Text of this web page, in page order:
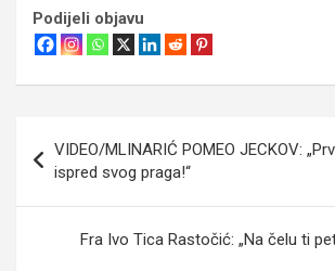
Podijeli objavu
objava
VIDEO/MLINARIĆ POMEO JECKOV:
ispred svog praga!“
Fra Ivo Tica Rastočić: „Na čelu ti